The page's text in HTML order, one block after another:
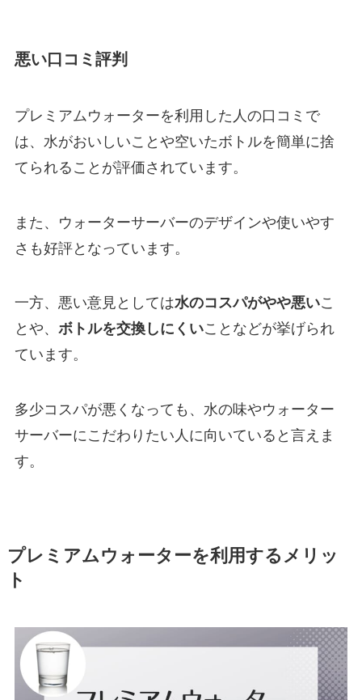
悪い口コミ評判
プレミアムウォーターを利用した人の口コミで
は、水がおいしいことや空いたボトルを簡単に捨
てられることが評価されています。
また、ウォーターサーバーのデザインや使いやす
さも好評となっています。
一方、悪い意見としては水のコスパがやや悪いこ
とや、 ボトルを交換しにくいことなどが挙げられ
ています。
多少コスパが悪くなっても、水の味やウォーター
サーバーにこだわりたい人に向いていると言えま
す。
プレミアムウォーターを利用するメリッ
ト